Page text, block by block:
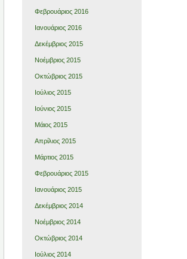
Φεβρουάριος 2016
Ιανουάριος 2016
Δεκέμβριος 2015
Νοέμβριος 2015
Οκτώβριος 2015
Ιούλιος 2015
Ιούνιος 2015
Μάιος 2015
Απρίλιος 2015
Μάρτιος 2015
Φεβρουάριος 2015
Ιανουάριος 2015
Δεκέμβριος 2014
Νοέμβριος 2014
Οκτώβριος 2014
Ιούλιος 2014